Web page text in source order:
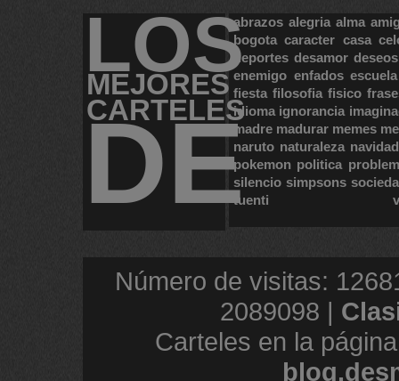
LOS
MEJORES
CARTELES
DE
abrazos alegria alma
bogota caracter casa
deportes desamor deseos
enemigo enfados escuela
fiesta filosofia fisico
idioma ignorancia
madre madurar memes
naruto naturaleza navidad
pokemon politica
silencio simpsons
tuenti
Número de visitas:
2089098 |
Carteles en la